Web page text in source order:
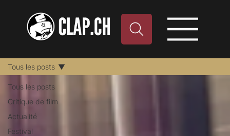
Tous les posts
Critique de film
Actualité
Festival
Tous les posts